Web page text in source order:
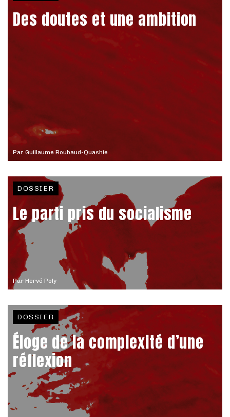
Par Guillaume Roubaud-Quashie
Des doutes et une ambition
Par Hervé Poly
DOSSIER
Le parti pris du socialisme
DOSSIER
Éloge de la complexité d’une
réflexion